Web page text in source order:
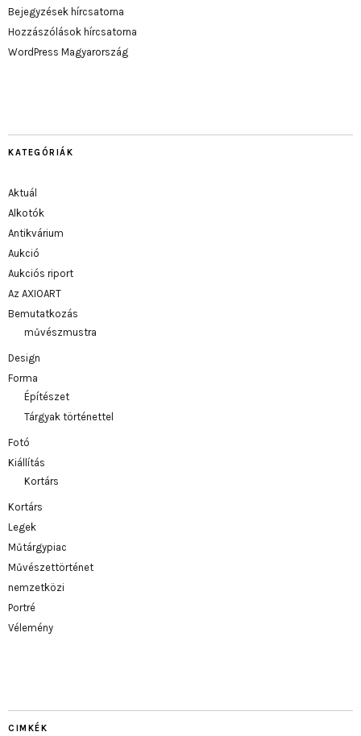
Bejegyzések hírcsatorna
Hozzászólások hírcsatorna
WordPress Magyarország
KATEGÓRIÁK
Aktuál
Alkotók
Antikvárium
Aukció
Aukciós riport
Az AXIOART
Bemutatkozás
művészmustra
Design
Forma
Építészet
Tárgyak történettel
Fotó
Kiállítás
Kortárs
Kortárs
Legek
Műtárgypiac
Művészettörténet
nemzetközi
Portré
Vélemény
CIMKÉK